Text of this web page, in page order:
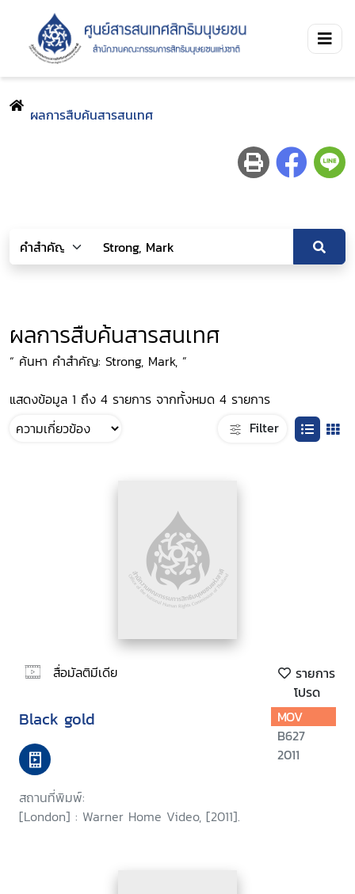
ผลการสืบค้นสารสนเทศ
ผลการสืบค้นสารสนเทศ
“ ค้นหา คำสำคัญ: Strong, Mark, ”
แสดงข้อมูล 1 ถึง 4 รายการ จากทั้งหมด 4 รายการ
Filter
สื่อมัลติมีเดีย
รายการ
โปรด
Black gold
สถานที่พิมพ์:
[London] : Warner Home Video, [2011].
MOV
B627
2011